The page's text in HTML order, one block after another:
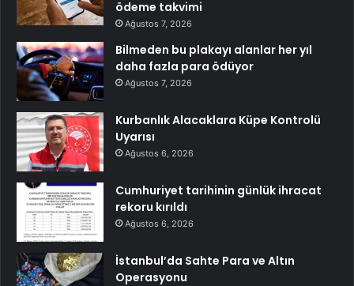
ödeme takvimi
Ağustos 7, 2026
Bilmeden bu plakayı alanlar her yıl
daha fazla para ödüyor
Ağustos 7, 2026
Kurbanlık Alacaklara Küpe Kontrolü
Uyarısı
Ağustos 6, 2026
Cumhuriyet tarihinin günlük ihracat
rekoru kırıldı
Ağustos 6, 2026
İstanbul’da Sahte Para ve Altın
Operasyonu